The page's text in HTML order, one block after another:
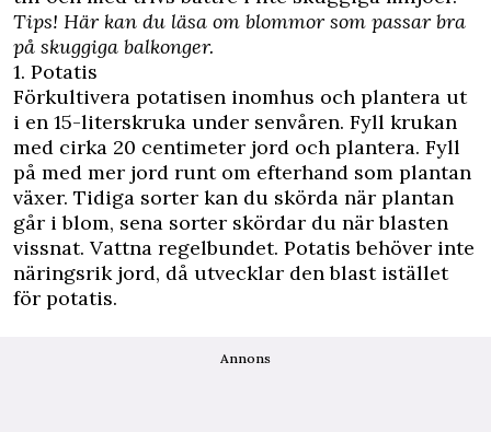
Tips! Här kan du läsa om blommor som passar bra
på skuggiga balkonger.
1. Potatis
Förkultivera potatisen inomhus och plantera ut
i en 15-literskruka under senvåren. Fyll krukan
med cirka 20 centimeter jord och plantera. Fyll
på med mer jord runt om efterhand som plantan
växer. Tidiga sorter kan du skörda när plantan
går i blom, sena sorter skördar du när blasten
vissnat. Vattna regelbundet. Potatis behöver inte
näringsrik jord, då utvecklar den blast istället
för potatis.
Annons